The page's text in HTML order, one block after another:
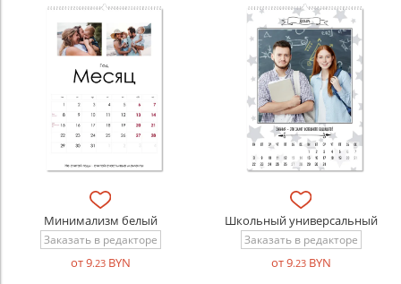
Минимализм белый
Заказать в редакторе
от 9.23BYN
Школьный универсальный
Заказать в редакторе
от 9.23BYN